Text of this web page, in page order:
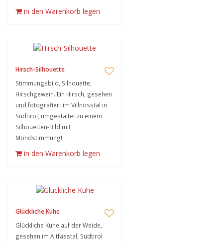
in den Warenkorb legen
Hirsch-Silhouette
Stimmungsbild, Silhouette,
Hirschgeweih. Ein Hirsch, gesehen
und fotografiert im Villnösstal in
Südtirol, umgestaltet zu einem
Silhouetten-Bild mit
Mondstimmung!
in den Warenkorb legen
Glückliche Kühe
Glückliche Kühe auf der Weide,
gesehen im Altfasstal, Südtirol